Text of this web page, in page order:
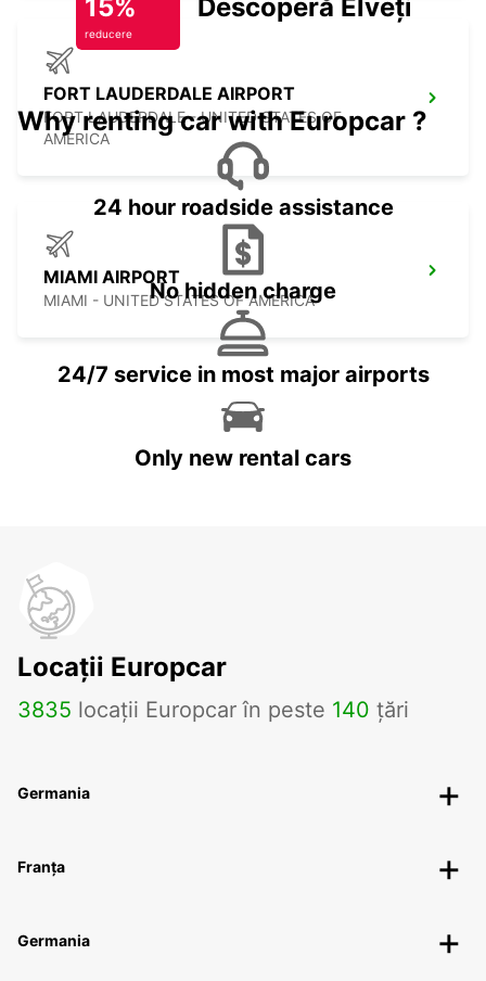
FORT LAUDERDALE AIRPORT
FORT LAUDERDALE - UNITED STATES OF
AMERICA
MIAMI AIRPORT
MIAMI - UNITED STATES OF AMERICA
15%
reducere
Descoperă Elveția
Why renting car with Europcar ?
24 hour roadside assistance
No hidden charge
24/7 service in most major airports
Only new rental cars
Locații Europcar
3835 locații Europcar în peste 140 țări
Germania
Franța
Germania